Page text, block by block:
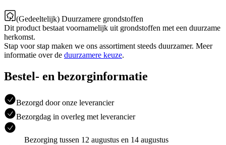
(Gedeeltelijk) Duurzamere grondstoffen
Dit product bestaat voornamelijk uit grondstoffen met een duurzame
herkomst.
Stap voor stap maken we ons assortiment steeds duurzamer. Meer
informatie over de duurzamere keuze.
Bestel- en bezorginformatie
Bezorgd door onze leverancier
Bezorgdag in overleg met leverancier
Bezorging tussen 12 augustus en 14 augustus